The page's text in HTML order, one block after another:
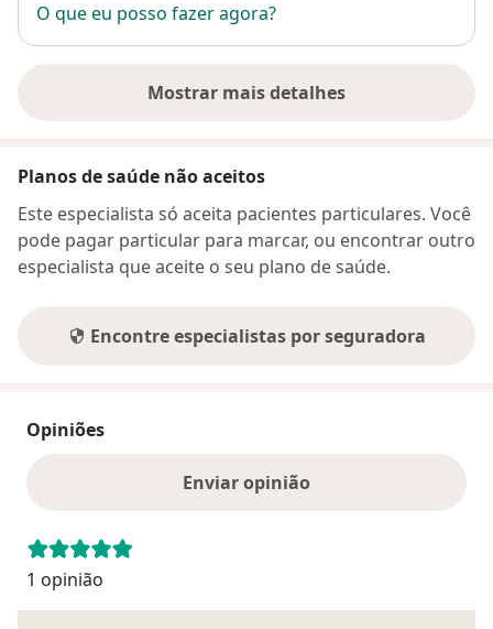
O que eu posso fazer agora?
Mostrar mais detalhes
sobre o endereço
Planos de saúde não aceitos
Este especialista só aceita pacientes particulares. Você
pode pagar particular para marcar, ou encontrar outro
especialista que aceite o seu plano de saúde.
Encontre especialistas por seguradora
Opiniões
Enviar opinião
1 opinião